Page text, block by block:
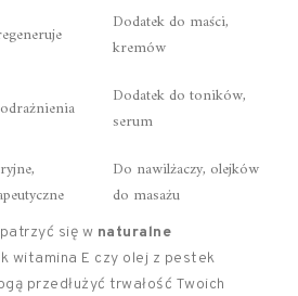
Dodatek do maści,
kremów
Dodatek do toników,
serum
Do nawilżaczy, olejków
do masażu
się w naturalne
witamina E czy olej z pestek
przedłużyć trwałość Twoich